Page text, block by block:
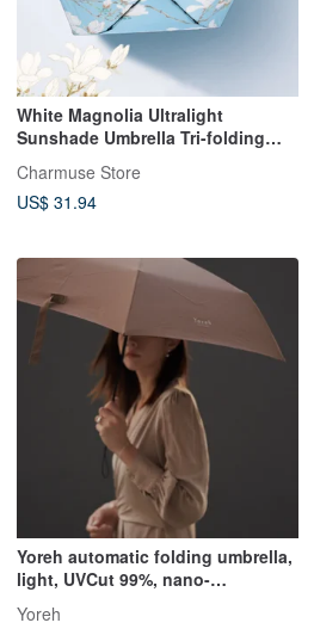
White Magnolia Ultralight
Sunshade Umbrella Tri-folding
Charmuse Store
US$ 31.94
Yoreh automatic folding umbrella,
light, UVCut 99%, nano-
waterproof, gift, gray
Yoreh